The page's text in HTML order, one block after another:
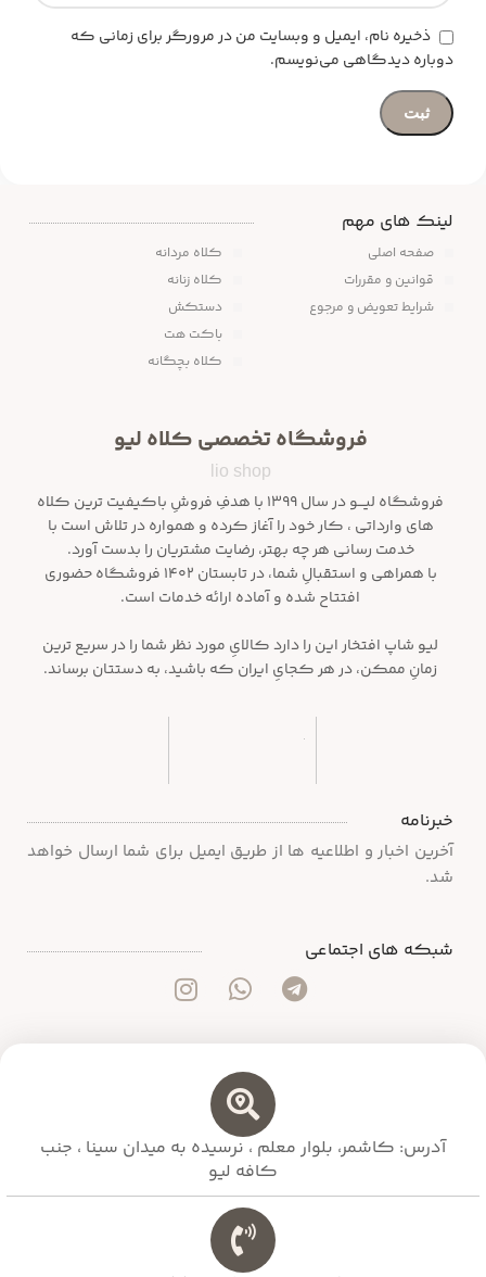
ذخیره نام، ایمیل و وبسایت من در مرورگر برای زمانی که
دوباره دیدگاهی می‌نویسم.
لینک های مهم
صفحه اصلی
قوانین و مقررات
شرایط تعویض و مرجوع
کلاه مردانه
کلاه زنانه
دستکش
باکت هت
کلاه بچگانه
فروشگاه تخصصی کلاه لیو
lio shop
فروشگاه لیـــو در سال ۱۳۹۹ با هدفِ فروشِ باکیفیت ترین کلاه
های وارداتی ، کار خود را آغاز کرده و همواره در تلاش است با
خدمت رسانی هر چه بهتر، رضایت مشتریان را بدست آورد.
با همراهی و استقبالِ شما، در تابستان ۱۴۰۲ فروشگاه حضوری
افتتاح شده و آماده ارائه خدمات است.
لیو شاپ افتخار این را دارد کالایِ مورد نظر شما را در سریع ترین
زمانِ ممکن، در هر کجایِ ایران که باشید، به دستتان برساند.
خبرنامه
آخرین اخبار و اطلاعیه ها از طریق ایمیل برای شما ارسال خواهد
شد.
شبکه های اجتماعی
آدرس: کاشمر، بلوار معلم ،‌ نرسیده به میدان سینا ، جنب
کافه لیو